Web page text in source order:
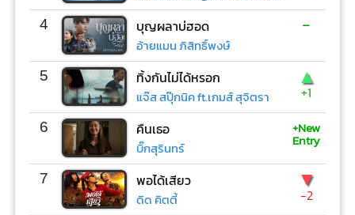
4 บุญผลาบ่ฮอด
อ้ายแมน ภิสิทธิ์พงษ์
-
5 ทิ้งกันไม่ได้หรอก
แจ๊ส สปุ๊กนิค ft.เกมส์ สุจิตรา
▲
+1
6 คืนเธอ
บิ๊กสุรินทร์
+New
Entry
7 พอได้เสียว
ดิด คิตตี้
▼
-2